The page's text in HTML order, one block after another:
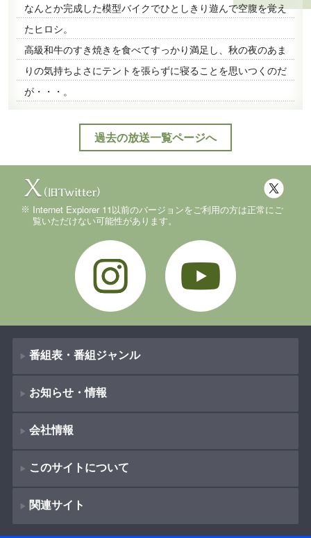
なんとか完成した模型バイクでひとしきり遊んで空腹を覚え
たヒロシ。
高級和牛のすき焼きを食べてすっかり満足し、秋の夜のあま
りの気持ちよさにテントを張らずに寝ることを思いつくのだ
が・・・。
過去の放送一覧ページへ
Internet Explorer 11以前のバージョンをご利用の方は正常にご
覧いただけない可能性があります。
Instagram
番組表・番組ジャンル
番組表
番組ジャンル
ドラマ
映画
お知らせ・情報
新着情報
お知らせ
イベント
会社情報
会社概要
（Company Information）
このサイトについて
著作権とリンク
関連サイト